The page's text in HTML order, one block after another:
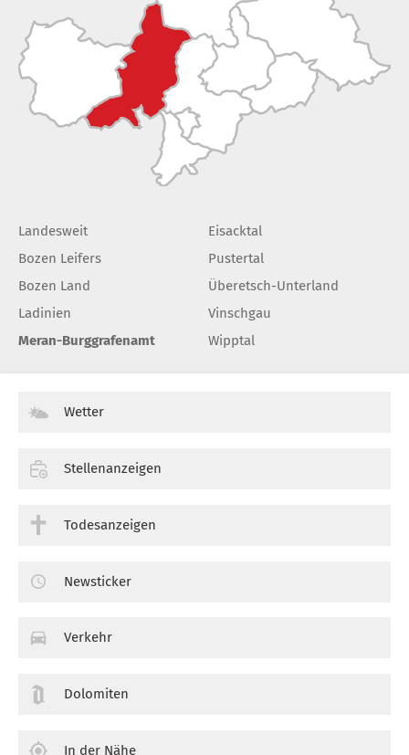
Landesweit
Bozen Leifers
Bozen Land
Ladinien
Meran-Burggrafenamt
Eisacktal
Pustertal
Überetsch-Unterland
Vinschgau
Wipptal
Wetter
Stellenanzeigen
Todesanzeigen
Newsticker
Verkehr
Dolomiten
In der Nähe